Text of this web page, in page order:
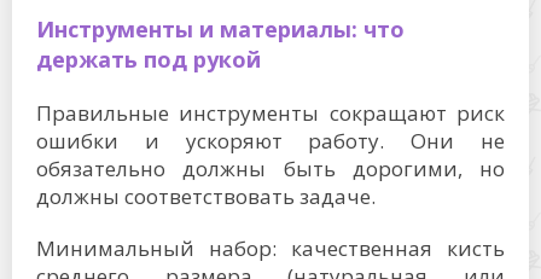
Инструменты и материалы: что
держать под рукой
Правильные инструменты сокращают риск
ошибки и ускоряют работу. Они не
обязательно должны быть дорогими, но
должны соответствовать задаче.
Минимальный набор: качественная кисть